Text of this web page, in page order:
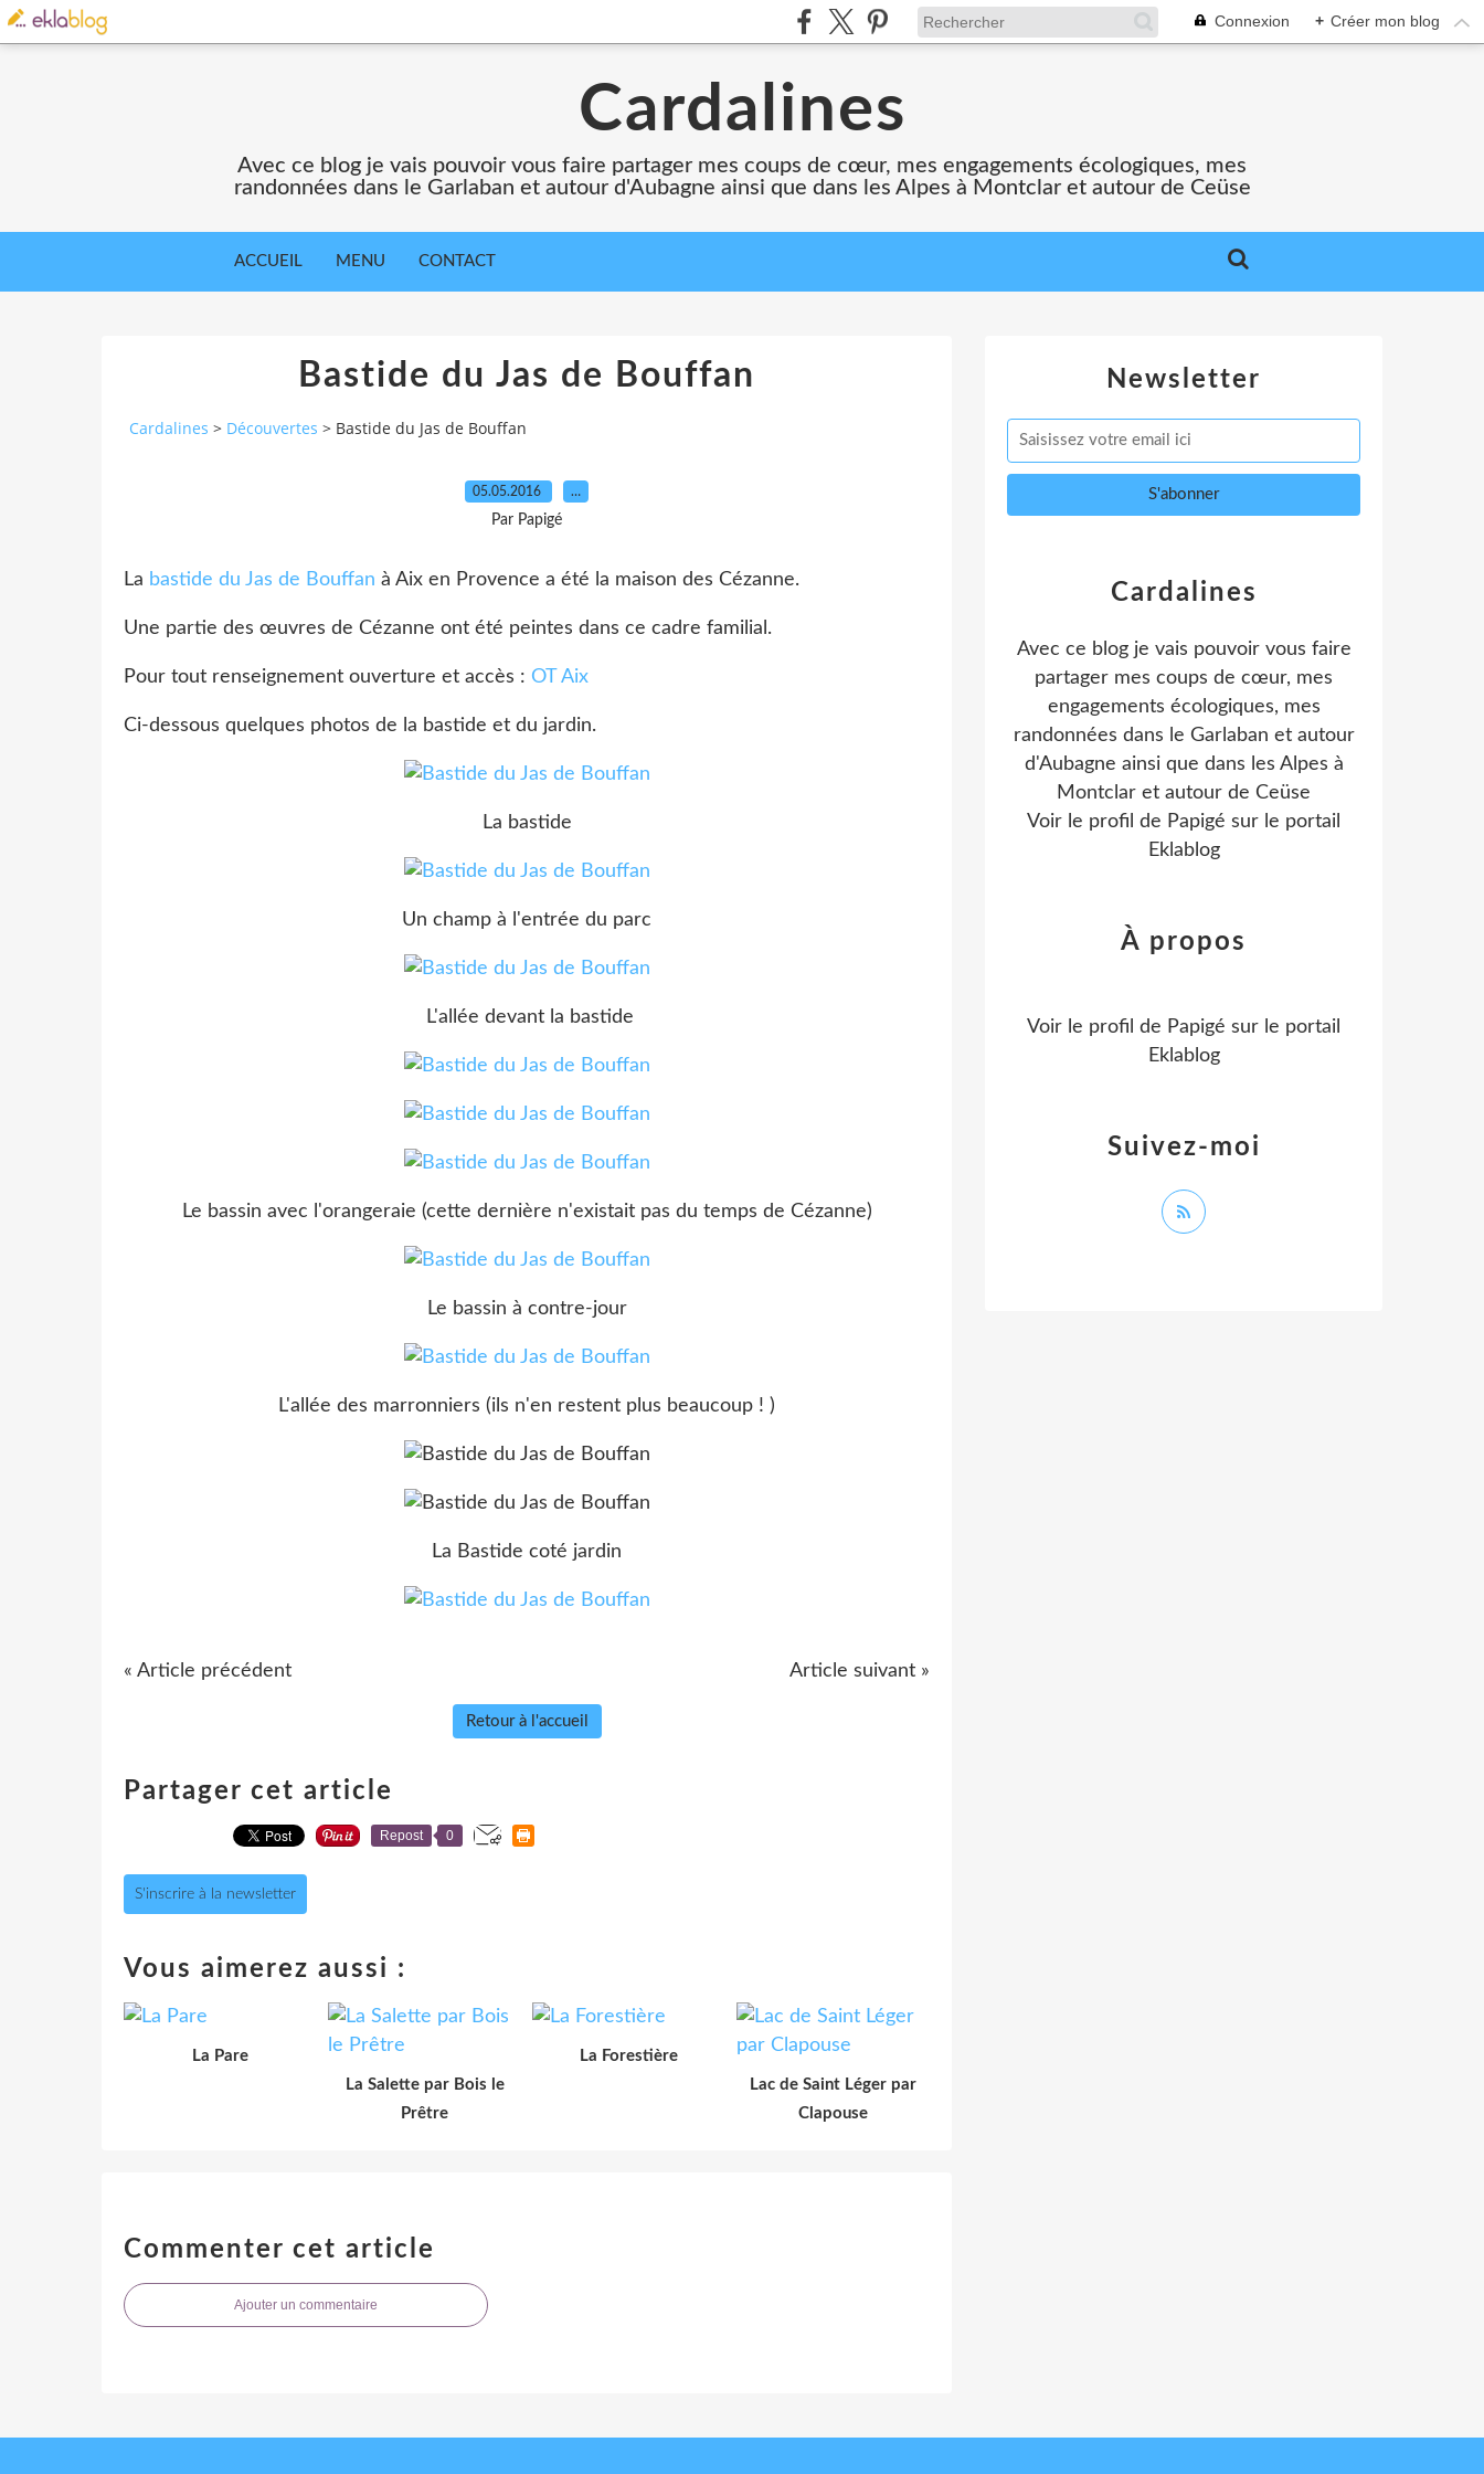
Connexion + Créer mon blog
Cardalines
Avec ce blog je vais pouvoir vous faire partager mes coups de cœur, mes engagements écologiques, mes
randonnées dans le Garlaban et autour d'Aubagne ainsi que dans les Alpes à Montclar et autour de Ceüse
ACCUEIL MENU CONTACT
Bastide du Jas de Bouffan
Cardalines > Découvertes > Bastide du Jas de Bouffan
05.05.2016 …
Par Papigé
La bastide du Jas de Bouffan à Aix en Provence a été la maison des Cézanne.
Une partie des œuvres de Cézanne ont été peintes dans ce cadre familial.
Pour tout renseignement ouverture et accès : OT Aix
Ci-dessous quelques photos de la bastide et du jardin.
La bastide
Un champ à l'entrée du parc
L'allée devant la bastide
Le bassin avec l'orangeraie (cette dernière n'existait pas du temps de Cézanne)
Le bassin à contre-jour
L'allée des marronniers (ils n'en restent plus beaucoup ! )
La Bastide coté jardin
« Article précédent Article suivant »
Retour à l'accueil
Partager cet article
Repost 0
S'inscrire à la newsletter
Vous aimerez aussi :
La Pare
La Salette par Bois le
Prêtre
La Forestière
Lac de Saint Léger par
Clapouse
Commenter cet article
Ajouter un commentaire
Newsletter
Cardalines
Avec ce blog je vais pouvoir vous faire
partager mes coups de cœur, mes
engagements écologiques, mes
randonnées dans le Garlaban et autour
d'Aubagne ainsi que dans les Alpes à
Montclar et autour de Ceüse
Voir le profil de Papigé sur le portail
Eklablog
Suivez-moi
À propos
Voir le profil de Papigé sur le portail
Eklablog